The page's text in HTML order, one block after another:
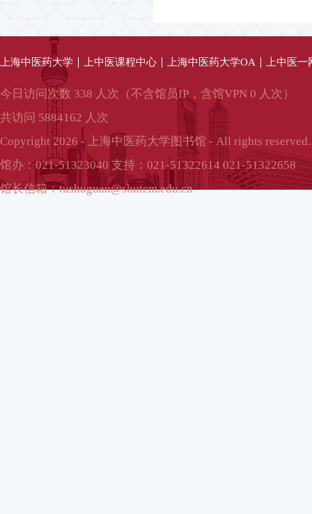
上海中医药大学 上中医课程中心 上海中医药大学OA 上中医
今日访问次数 338 人次（不含馆员IP，含馆VPN 0 人次）
共访问 5884162 人次
Copyright 2026 - 上海中医药大学图书馆 - All rights reserved.
馆办：021-51323040 支持：021-51322614 021-51322658
馆长信箱：tushuguan@shutcm.edu.cn